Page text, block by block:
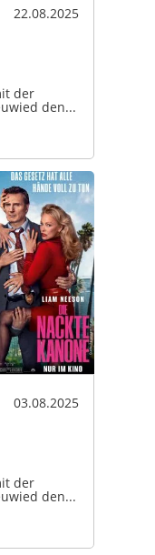
22.08.2025
der
den...
03.08.2025
der
den...